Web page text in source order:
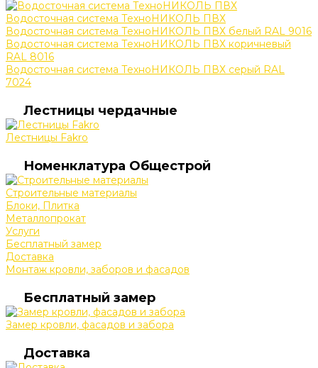
Водосточная система ТехноНИКОЛЬ ПВХ
Водосточная система ТехноНИКОЛЬ ПВХ белый RAL 9016
Водосточная система ТехноНИКОЛЬ ПВХ коричневый
RAL 8016
Водосточная система ТехноНИКОЛЬ ПВХ серый RAL
7024
Лестницы чердачные
Лестницы Fakro
Номенклатура Общестрой
Строительные материалы
Блоки, Плитка
Металлопрокат
Услуги
Бесплатный замер
Доставка
Монтаж кровли, заборов и фасадов
Бесплатный замер
Замер кровли, фасадов и забора
Доставка